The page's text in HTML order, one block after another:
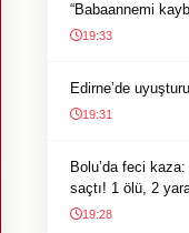
“Babaannemi
19:33
Edirne’de
19:31
Bolu’da feci
saçtı! 1 ölü, 2
19:28